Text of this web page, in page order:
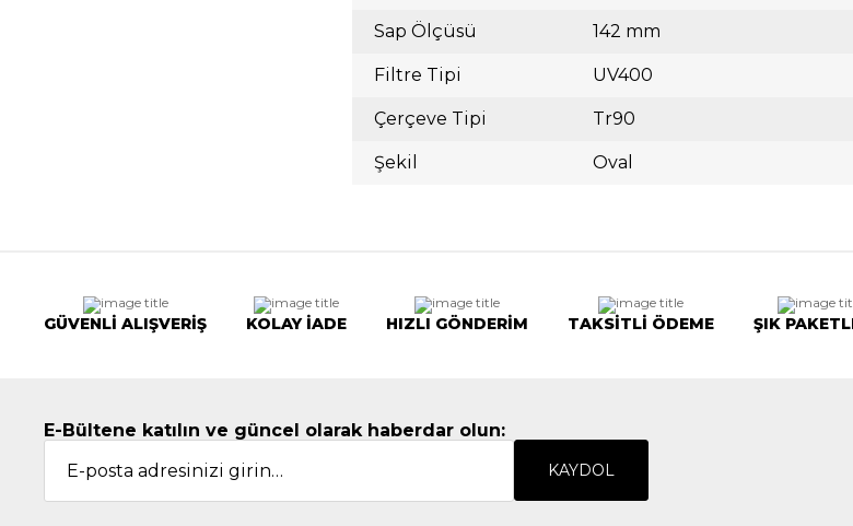
Sap Ölçüsü 142 mm
Filtre Tipi UV400
Çerçeve Tipi Tr90
Şekil Oval
GÜVENLİ ALIŞVERİŞ KOLAY İADE HIZLI GÖNDERİM TAKSİTLİ ÖDEME ŞIK
E-Bültene katılın ve güncel olarak haberdar olun:
KAYDOL